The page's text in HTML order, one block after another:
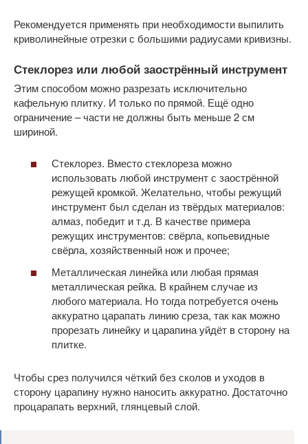
Рекомендуется применять при необходимости выпилить
криволинейные отрезки с большими радиусами кривизны.
Стеклорез или любой заострённый инструмент
Этим способом можно разрезать исключительно
кафельную плитку. И только по прямой. Ещё одно
ограничение – части не должны быть меньше 2 см
шириной.
Стеклорез. Вместо стеклореза можно
использовать любой инструмент с заострённой
режущей кромкой. Желательно, чтобы режущий
инструмент был сделан из твёрдых материалов:
алмаз, победит и т.д. В качестве примера
режущих инструментов: свёрла, копьевидные
свёрла, хозяйственный нож и прочее;
Металлическая линейка или любая прямая
металлическая рейка. В крайнем случае из
любого материала. Но тогда потребуется очень
аккуратно царапать линию среза, так как можно
прорезать линейку и царапина уйдёт в сторону на
плитке.
Чтобы срез получился чёткий без сколов и уходов в
сторону царапину нужно наносить аккуратно. Достаточно
процарапать верхний, глянцевый слой.